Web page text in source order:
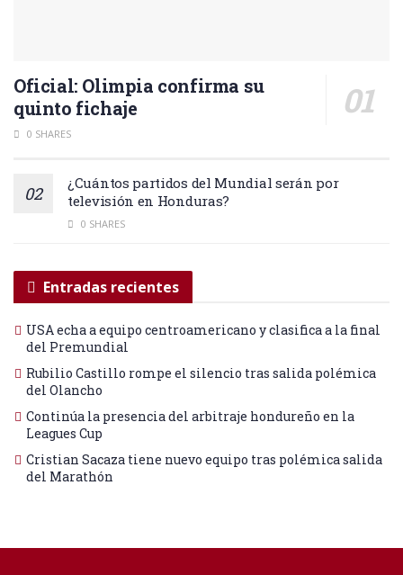
Oficial: Olimpia confirma su
quinto fichaje
0 SHARES
¿Cuántos partidos del Mundial serán por
televisión en Honduras?
0 SHARES
Entradas recientes
USA echa a equipo centroamericano y clasifica a la final
del Premundial
Rubilio Castillo rompe el silencio tras salida polémica
del Olancho
Continúa la presencia del arbitraje hondureño en la
Leagues Cup
Cristian Sacaza tiene nuevo equipo tras polémica salida
del Marathón